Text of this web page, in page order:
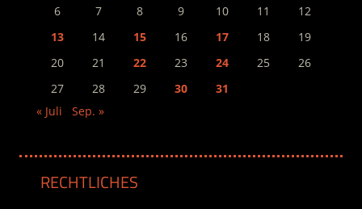
6
7 8 9 10 11
12
13
14 15 16 17 18
19
20
21 22 23 24 25
26
27
28 29 30
31
« Juli
Sep. »
RECHTLICHES